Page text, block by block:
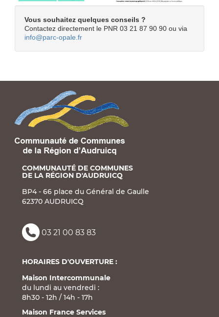
Vous souhaitez quelques conseils ?
Contactez directement le PNR 03 21 87 90 90 ou via
info@parc-opale.fr
COMMUNAUTÉ DE COMMUNES
DE LA RÉGION D'AUDRUICQ
BP4 - 66 place du Général de Gaulle
62370 AUDRUICQ
03 21 00 83 83
HORAIRES D'OUVERTURE :
Maison Intercommunale
du lundi au vendredi :
8h30 - 12h / 14h - 17h
Maison France Services